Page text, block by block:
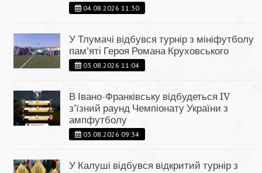
04.08.2026 11:30
У Тлумачі відбувся турнір з мініфутболу
пам’яті Героя Романа Круховського
03.08.2026 11:04
В Івано-Франківську відбудеться IV
з’їзний раунд Чемпіонату України з
ампфутболу
03.08.2026 09:34
У Калуші відбувся відкритий турнір з